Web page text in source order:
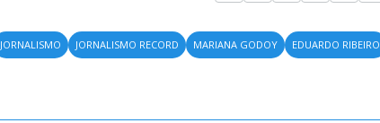
JORNALISMO JORNALISMO RECORD MARIANA GODOY EDUARDO RIBEIRO